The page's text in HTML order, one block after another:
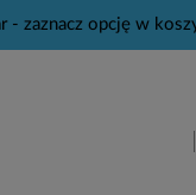
- zaznacz opcję w